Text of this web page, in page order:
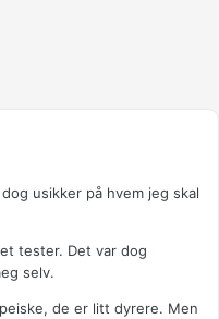
usikker på hvem jeg skal
tester. Det var dog
selv.
de er litt dyrere. Men